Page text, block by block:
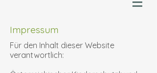
Impressum
Für den Inhalt dieser Website
verantwortlich: